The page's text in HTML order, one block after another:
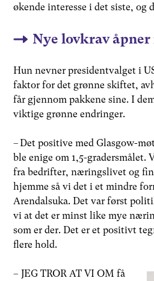
økende interesse i det siste, og
Nye lovkrav
Hun nevner presidentvalget i
faktor for det grønne skiftet,
får gjennom pakkene sine. I
viktige grønne endringer.
– Det positive med Glasgow-
ble enige om 1,5-gradersmålet.
fra bedrifter, næringslivet og
hjemme så vi det i et mindre
Arendalsuka. Det var først
vi at det er minst like mye
som er der. Det er et positivt
flere hold.
– JEG TROR AT VI OM få